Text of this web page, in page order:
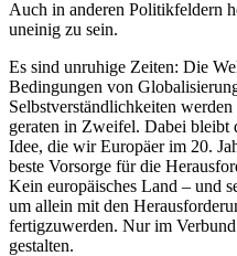
Auch in anderen Politikfeldern
uneinig zu sein.
Es sind unruhige Zeiten: Die
Bedingungen von
Selbstverständlichkeiten
geraten in Zweifel. Dabei bleibt
Idee, die wir Europäer im 20.
beste Vorsorge für die
Kein europäisches Land – und
um allein mit den
fertigzuwerden. Nur im
gestalten.